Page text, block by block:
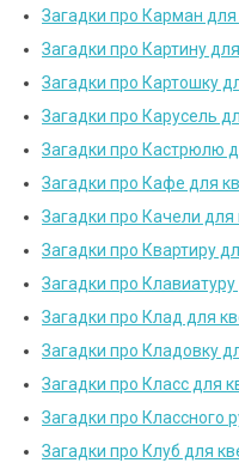
Загадки про Карман для
Загадки про Картину
Загадки про Картошку
Загадки про Карусель
Загадки про Кастрюлю
Загадки про Кафе для
Загадки про Качели для
Загадки про Квартиру
Загадки про Клавиатуру
Загадки про Клад для
Загадки про Кладовку
Загадки про Класс для
Загадки про Классного
Загадки про Клуб для